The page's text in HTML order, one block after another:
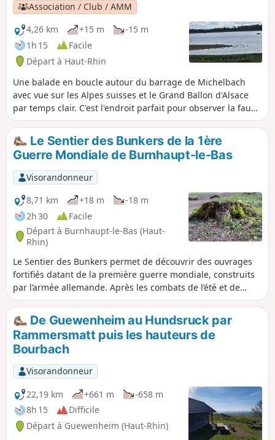
Association / Club / AMM
4,26 km
+15 m
-15 m
1h 15
Facile
Départ à Haut-Rhin
Une balade en boucle autour du barrage de Michelbach
avec vue sur les Alpes suisses et le Grand Ballon d'Alsace
par temps clair. C'est l'endroit parfait pour observer la faune
sauvage. Tout au long du chemin, des panneaux te donnent
des infos sur ce que tu peux voir et sur l'histoire du site.
Le Sentier des Bunkers de la 1ère
Guerre Mondiale de Burnhaupt-le-Bas
Visorandonneur
8,71 km
+18 m
-18 m
2h 30
Facile
Départ à Burnhaupt-le-Bas (Haut-
Rhin)
Le Sentier des Bunkers permet de découvrir des ouvrages
fortifiés datant de la première guerre mondiale, construits
par l’armée allemande. Après les combats de l’été et de
l’automne 1914, le front de Haute-Alsace se stabilise sur une
ligne Cernay-Dannemarie. Le ban communal de Burnhaupt-
le-Bas reste du coté allemand. En décembre 1914 et janvier
1915, les offensives françaises dans ce secteur se brisent
régulièrement sur les lignes allemandes au prix de
nombreuses victimes.
De Guewenheim au Hundsruck par
Rammersmatt puis les hauteurs de
Bourbach
Visorandonneur
22,19 km
+661 m
-658 m
8h 15
Difficile
Départ à Guewenheim (Haut-Rhin)